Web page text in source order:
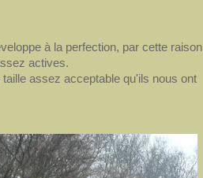
à la perfection, par cette raison
actives.
assez acceptable qu'ils nous ont